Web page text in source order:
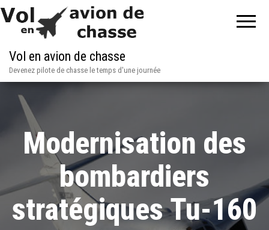
Vol en avion de chasse
Devenez pilote de chasse le temps d'une journée
Modernisation des
bombardiers
stratégiques Tu-160